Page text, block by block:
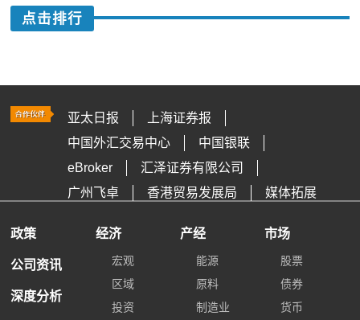
点击排行
亚太日报
上海证券报
中国外汇交易中心
中国银联
eBroker
汇泽证券有限公司
广州飞卓
香港贸易发展局 媒体拓展
政策
公司资讯
深度分析
经济
宏观
区域
投资
产经
能源
原料
制造业
市场
股票
债券
货币